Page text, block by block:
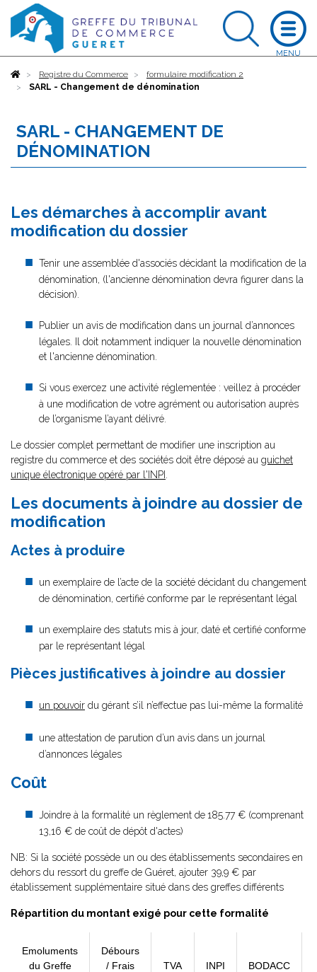
AccueilRegistre du Commerce
formulaire modification 2
SARL - Changement de dénomination
SARL - CHANGEMENT DE
DÉNOMINATION
Les démarches à accomplir avant
modification du dossier
Tenir une assemblée d'associés décidant la modification de la
dénomination, (l'ancienne dénomination devra figurer dans la
décision).
Publier un avis de modification dans un journal d’annonces
légales. Il doit notamment indiquer la nouvelle dénomination
et l'ancienne dénomination.
Si vous exercez une activité réglementée : veillez à procéder
à une modification de votre agrément ou autorisation auprès
de l’organisme l’ayant délivré.
Le dossier complet permettant de modifier une inscription au
registre du commerce et des sociétés doit être déposé au guichet
unique électronique opéré par l'INPI
Les documents à joindre au dossier de
modification
Actes à produire
un exemplaire de l’acte de la société décidant du changement
de dénomination, certifié conforme par le représentant légal
un exemplaire des statuts mis à jour, daté et certifié conforme
par le représentant légal
Pièces justificatives à joindre au dossier
un pouvoir du gérant s’il n’effectue pas lui-même la formalité
une attestation de parution d’un avis dans un journal
d’annonces légales
Coût
Joindre à la formalité un règlement de185.77 € (comprenant
13,16 € de coût de dépôt d'actes)
NB: Si la société possède un ou des établissements secondaires en
dehors du ressort du greffe de Guéret, ajouter 39,9 € par
établissement supplémentaire situé dans des greffes différents
Répartition du montant exigé pour cette formalité
Emoluments
du Greffe
Débours
/ Frais
TVA INPI BODACC